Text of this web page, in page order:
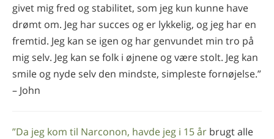
givet mig fred og stabilitet, som jeg kun kunne have
drømt om. Jeg har succes og er lykkelig, og jeg har en
fremtid. Jeg kan se igen og har genvundet min tro på
mig selv. Jeg kan se folk i øjnene og være stolt. Jeg kan
smile og nyde selv den mindste, simpleste fornøjelse.”
– John
”Da jeg kom til Narconon, havde jeg i 15 år brugt alle